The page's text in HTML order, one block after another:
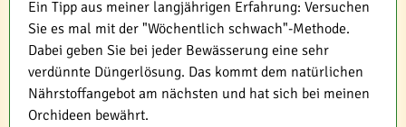
Ein Tipp aus meiner langjährigen Erfahrung: Versuchen
Sie es mal mit der "Wöchentlich schwach"-Methode.
Dabei geben Sie bei jeder Bewässerung eine sehr
verdünnte Düngerlösung. Das kommt dem natürlichen
Nährstoffangebot am nächsten und hat sich bei meinen
Orchideen bewährt.